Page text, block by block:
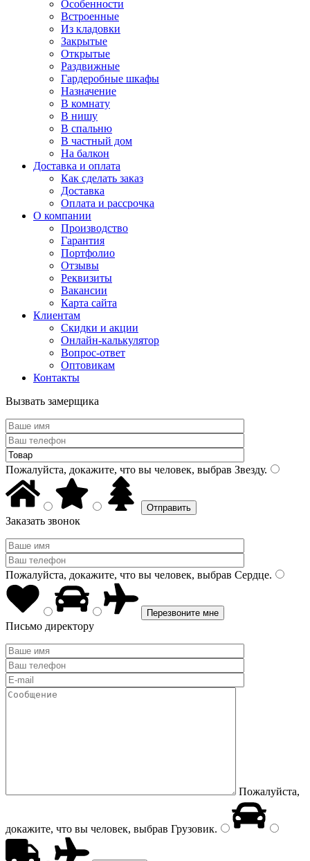
Особенности
Встроенные
Из кладовки
Закрытые
Открытые
Раздвижные
Гардеробные шкафы
Назначение
В комнату
В нишу
В спальню
В частный дом
На балкон
Доставка и оплата
Как сделать заказ
Доставка
Оплата и рассрочка
О компании
Производство
Гарантия
Портфолио
Отзывы
Реквизиты
Вакансии
Карта сайта
Клиентам
Скидки и акции
Онлайн-калькулятор
Вопрос-ответ
Оптовикам
Контакты
Вызвать замерщика
Пожалуйста, докажите, что вы человек, выбрав Звезду.
Заказать звонок
Пожалуйста, докажите, что вы человек, выбрав Сердце.
Письмо директору
Пожалуйста,
докажите, что вы человек, выбрав Грузовик.